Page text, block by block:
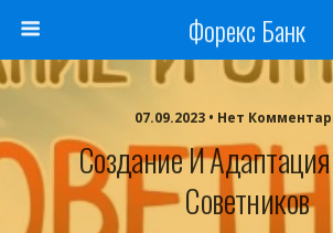
Форекс Банк
07.09.2023 • Нет
Создание И
Советников